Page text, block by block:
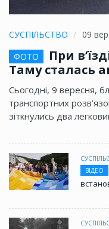
СУСПІЛЬСТВО
09
ФОТО
При
Таму сталась
Сьогодні, 9 вересня,
транспортних
зіткнулись два
ВІДЕО